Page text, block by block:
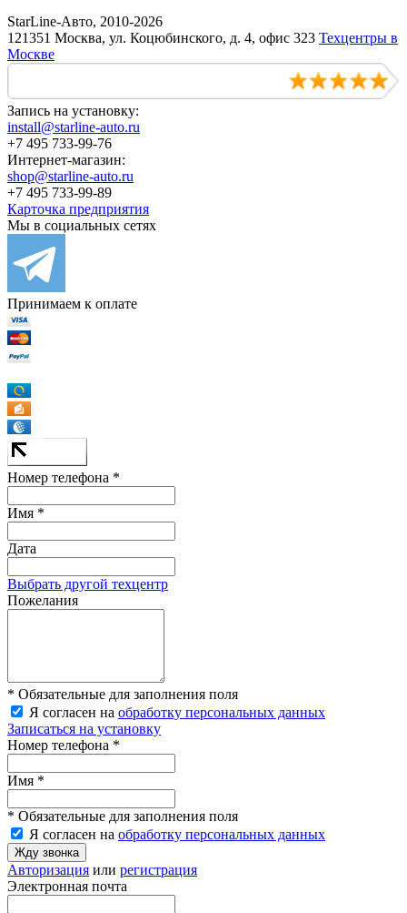
StarLine-Авто, 2010-2026
121351 Москва, ул. Коцюбинского, д. 4, офис 323 Техцентры в
Москве
Запись на установку:
install@starline-auto.ru
+7 495 733-99-76
Интернет-магазин:
shop@starline-auto.ru
+7 495 733-99-89
Карточка предприятия
Мы в социальных сетях
Принимаем к оплате
Номер телефона *
Имя *
Дата
Выбрать другой техцентр
Пожелания
* Обязательные для заполнения поля
Я согласен на обработку персональных данных
Записаться на установку
Номер телефона *
Имя *
* Обязательные для заполнения поля
Я согласен на обработку персональных данных
Жду звонка
Авторизация или регистрация
Электронная почта